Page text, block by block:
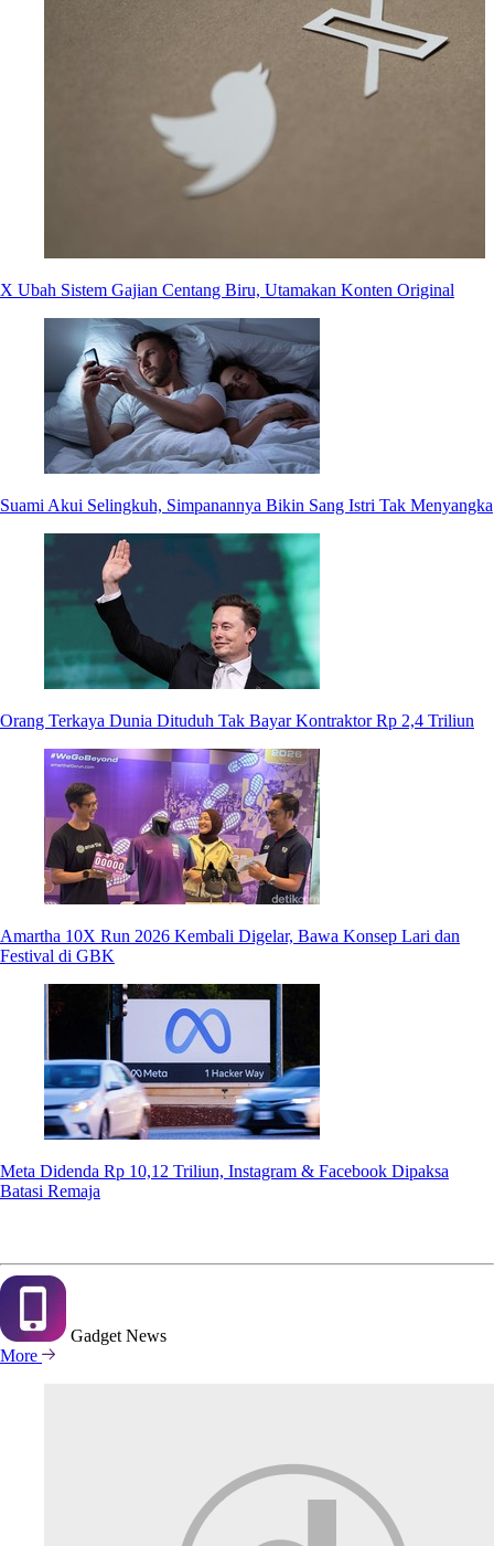
X Ubah Sistem Gajian Centang Biru, Utamakan Konten Original
Suami Akui Selingkuh, Simpanannya Bikin Sang Istri Tak Menyangka
Orang Terkaya Dunia Dituduh Tak Bayar Kontraktor Rp 2,4 Triliun
Amartha 10X Run 2026 Kembali Digelar, Bawa Konsep Lari dan
Festival di GBK
Meta Didenda Rp 10,12 Triliun, Instagram & Facebook Dipaksa
Batasi Remaja
GadgetNews
More